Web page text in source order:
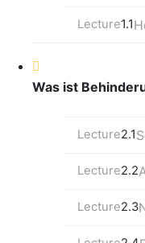
Lecture1.1
Was ist
Lecture2.1
Lecture2.2
Lecture2.3